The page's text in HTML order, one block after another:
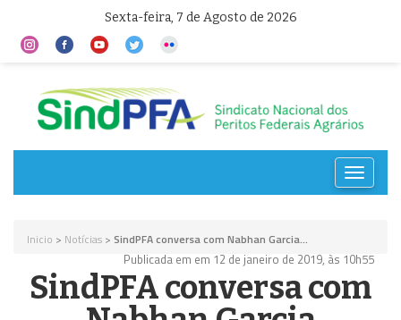
Sexta-feira, 7 de Agosto de 2026
Toggle
Inicio > Notícias > SindPFA conversa com Nabhan Garcia...
Publicada em em 12 de janeiro de 2019, às 10h55
SindPFA conversa com